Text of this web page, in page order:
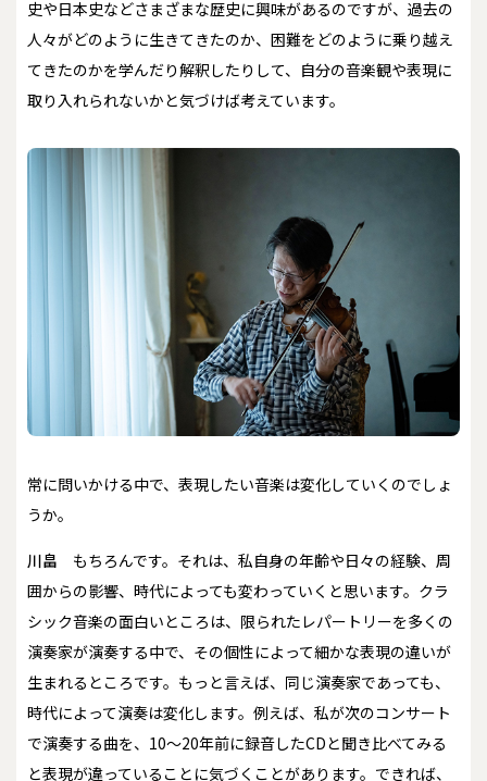
史や日本史などさまざまな歴史に興味があるのですが、過去の
人々がどのように生きてきたのか、困難をどのように乗り越え
てきたのかを学んだり解釈したりして、自分の音楽観や表現に
取り入れられないかと気づけば考えています。
――常に問いかける中で、表現したい音楽は変化していくのでしょ
うか。
川畠
もちろんです。それは、私自身の年齢や日々の経験、周
囲からの影響、時代によっても変わっていくと思います。クラ
シック音楽の面白いところは、限られたレパートリーを多くの
演奏家が演奏する中で、その個性によって細かな表現の違いが
生まれるところです。もっと言えば、同じ演奏家であっても、
時代によって演奏は変化します。例えば、私が次のコンサート
で演奏する曲を、10～20年前に録音したCDと聞き比べてみる
と表現が違っていることに気づくことがあります。できれば、